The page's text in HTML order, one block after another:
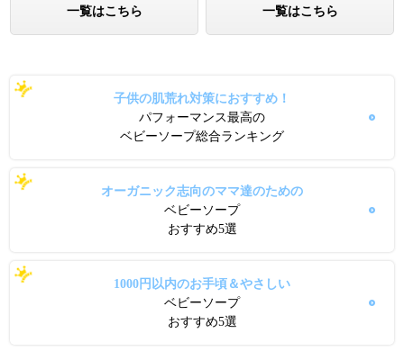
一覧はこちら
一覧はこちら
子供の肌荒れ対策におすすめ！
パフォーマンス最高の
ベビーソープ総合ランキング
オーガニック志向のママ達のための
ベビーソープ
おすすめ5選
1000円以内のお手頃＆やさしい
ベビーソープ
おすすめ5選